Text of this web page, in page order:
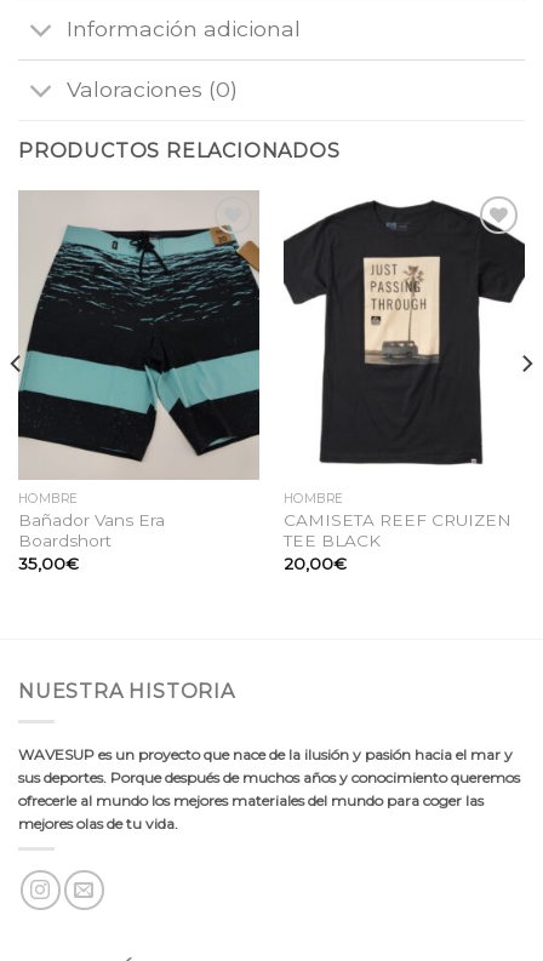
Información adicional
Valoraciones (0)
PRODUCTOS RELACIONADOS
Añadir
a la
lista
de
deseos
HOMBRE
Bañador Vans Era
Boardshort
35,00€
de
deseos
HOMBRE
CAMISETA REEF CRUIZEN
TEE BLACK
20,00€
NUESTRA HISTORIA
WAVESUP es un proyecto que nace de la ilusión y pasión hacia el mar y
sus deportes. Porque después de muchos años y conocimiento queremos
ofrecerle al mundo los mejores materiales del mundo para coger las
mejores olas de tu vida.